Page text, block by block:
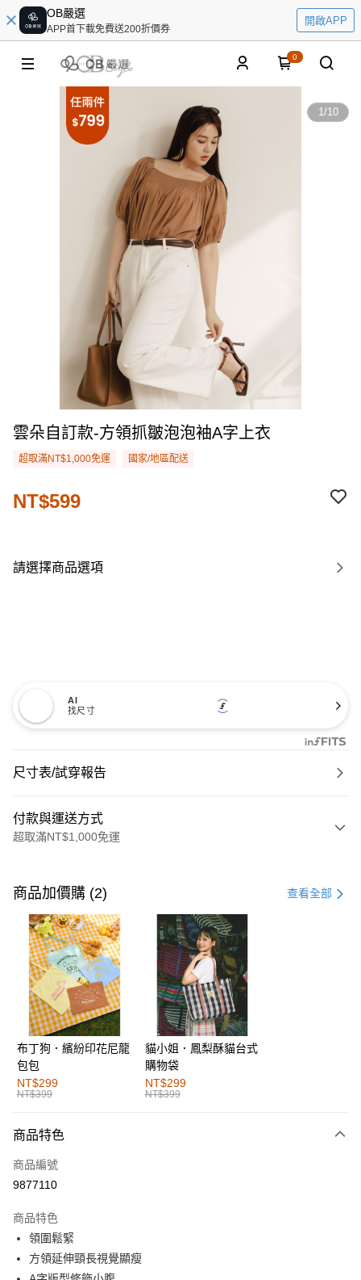
OB嚴選
APP首下載免費送200折價券
開啟APP
0
1/10
雲朵自訂款-方領抓皺泡泡袖A字上衣
超取滿NT$1,000免運 國家/地區配送
NT$599
請選擇商品選項
AI
找尺寸
尺寸表/試穿報告
付款與運送方式
超取滿NT$1,000免運
信用卡一次付款
購物金
超商取貨付款
LINE Pay
街口支付
運送方式
全家取貨付款
每筆NT$60，滿NT$1,000(含以上)免運費
付款後全家取貨
萊爾富取貨付款
付款後萊爾富取貨
每筆NT$60，滿NT$1,000(含以上)免運費
商品加價購 (2) 查看全部
布丁狗．繽紛印花尼龍
包包
NT$299
NT$399
貓小姐．鳳梨酥貓台式
購物袋
NT$299
NT$399
商品特色
商品編號
9877110
商品特色
領圍鬆緊
方領延伸頸長視覺顯瘦